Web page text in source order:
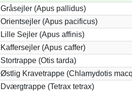
Gråsejler (Apus pallidus)
Orientsejler (Apus pacificus)
Lille Sejler (Apus affinis)
Kaffersejler (Apus caffer)
Stortrappe (Otis tarda)
Østlig Kravetrappe (Chlamydotis
Dværgtrappe (Tetrax tetrax)